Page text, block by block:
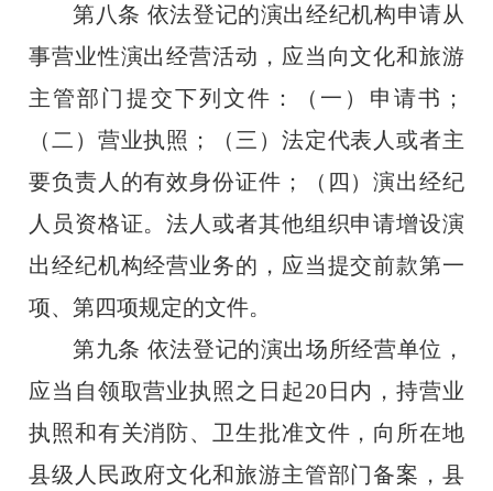
第八条 依法登记的演出经纪机构申请从
事营业性演出经营活动，应当向文化和旅游
主管部门提交下列文件：（一）申请书；
（二）营业执照；（三）法定代表人或者主
要负责人的有效身份证件；（四）演出经纪
人员资格证。法人或者其他组织申请增设演
出经纪机构经营业务的，应当提交前款第一
项、第四项规定的文件。
第九条 依法登记的演出场所经营单位，
应当自领取营业执照之日起20日内，持营业
执照和有关消防、卫生批准文件，向所在地
县级人民政府文化和旅游主管部门备案，县